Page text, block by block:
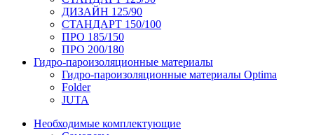
ДИЗАЙН 125/90
СТАНДАРТ 150/100
ПРО 185/150
ПРО 200/180
Гидро-пароизоляционные материалы
Гидро-пароизоляционные материалы Optima
Folder
JUTA
Необходимые комплектующие